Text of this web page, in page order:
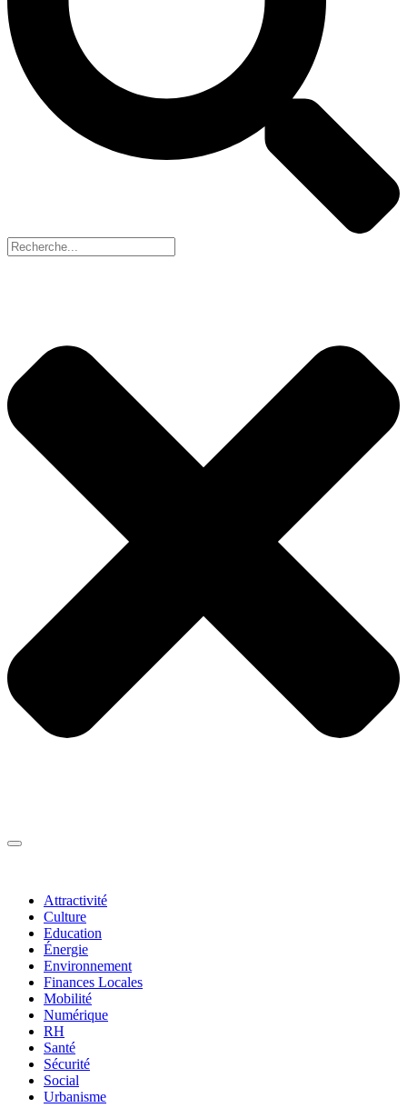
Attractivité
Culture
Education
Énergie
Environnement
Finances Locales
Mobilité
Numérique
RH
Santé
Sécurité
Social
Urbanisme